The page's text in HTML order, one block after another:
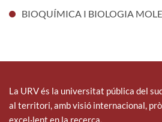
BIOQUÍMICA I BIOLOGIA
La URV és la universitat pública del
al territori, amb visió internacional,
excel·lent en la recerca.